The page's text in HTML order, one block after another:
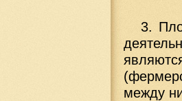
3.
между